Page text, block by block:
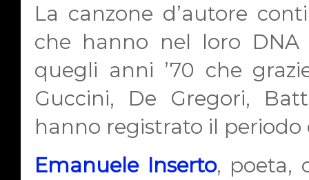
La canzone d’autore
che hanno nel loro DNA
quegli anni ’70 che
Guccini, De Gregori,
hanno registrato il
Emanuele Inserto, poeta,